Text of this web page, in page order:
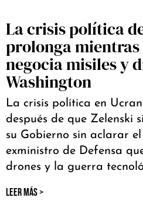
La crisis política
prolonga
negocia misiles y
Washington
La crisis política en
después de que Zelenski
su Gobierno sin aclarar
exministro de Defensa
drones y la guerra
LEER MÁS >